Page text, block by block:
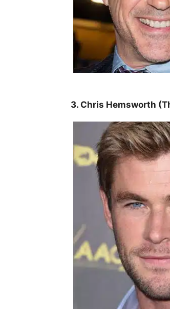
3. Chris Hemsworth